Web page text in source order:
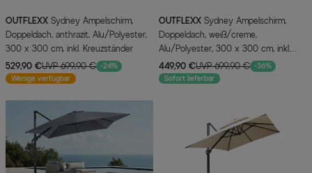
OUTFLEXX
Doppeldach, anthrazit, Alu/Polyester,
300 x 300 cm, inkl. Kreuzständer
529,90 €UVP 699,90 € -24%
Wenige verfügbar
OUTFLEXX
Doppeldach, weiß/creme,
Alu/Polyester, 300 x 300 cm, inkl.
Kreuzständer
449,90 €UVP 699,90 € -36%
Sofort lieferbar